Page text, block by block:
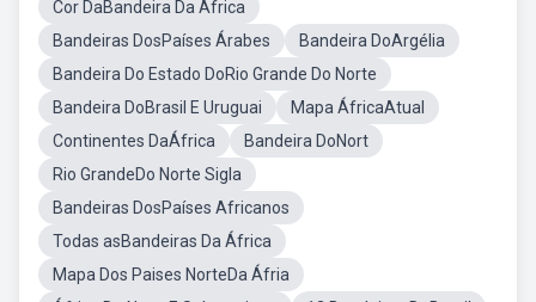
Cor DaBandeira Da África
Bandeiras DosPaíses Árabes
Bandeira DoArgélia
Bandeira Do Estado DoRio Grande Do Norte
Bandeira DoBrasil E Uruguai
Mapa ÁfricaAtual
Continentes DaÁfrica
Bandeira DoNort
Rio GrandeDo Norte Sigla
Bandeiras DosPaíses Africanos
Todas asBandeiras Da África
Mapa Dos Paises NorteDa Áfria